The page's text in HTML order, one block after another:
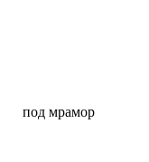
под мрамор